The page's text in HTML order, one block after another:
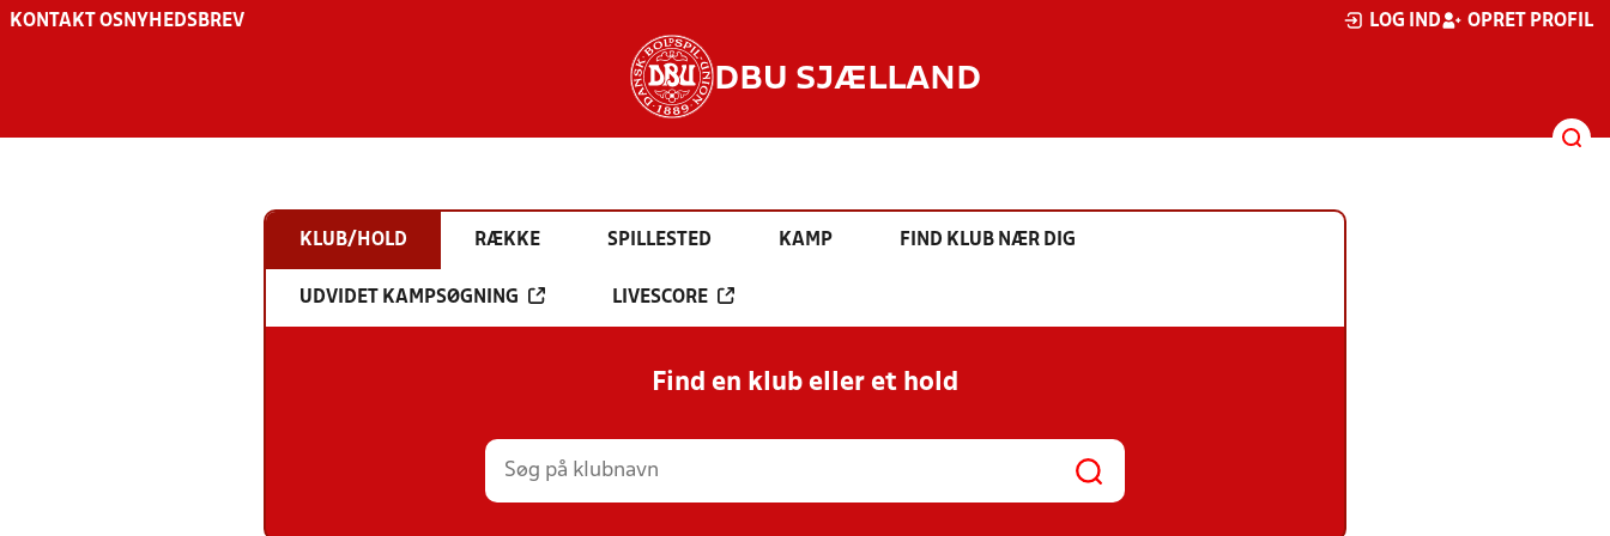
KONTAKT OS NYHEDSBREV LOG IND OPRET PROFIL
DBU SJÆLLAND
KLUB/HOLD RÆKKE SPILLESTED KAMP FIND KLUB NÆR DIG
UDVIDET KAMPSØGNING LIVESCORE
Find en klub eller et hold